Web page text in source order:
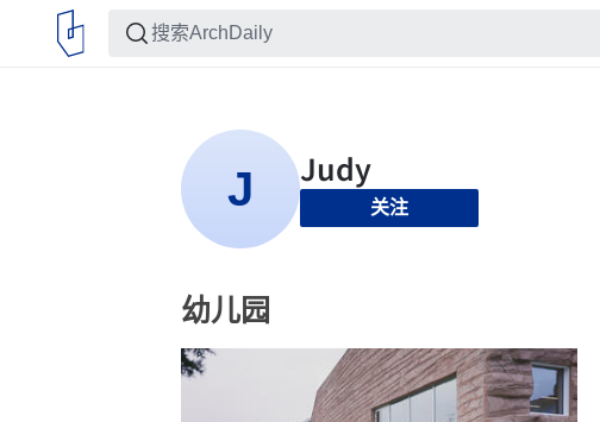
关注
幼儿园